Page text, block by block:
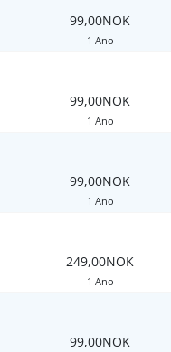
99,00NOK
1 Ano
99,00NOK
1 Ano
99,00NOK
1 Ano
249,00NOK
1 Ano
99,00NOK